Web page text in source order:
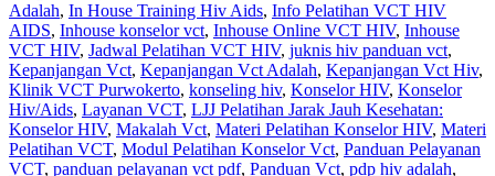
Adalah, In House Training Hiv Aids, Info Pelatihan VCT HIV
AIDS, Inhouse konselor vct, Inhouse Online VCT HIV, Inhouse
VCT HIV, Jadwal Pelatihan VCT HIV, juknis hiv panduan vct,
Kepanjangan Vct, Kepanjangan Vct Adalah, Kepanjangan Vct Hiv,
Klinik VCT Purwokerto, konseling hiv, Konselor HIV, Konselor
Hiv/Aids, Layanan VCT, LJJ Pelatihan Jarak Jauh Kesehatan:
Konselor HIV, Makalah Vct, Materi Pelatihan Konselor HIV, Materi
Pelatihan VCT, Modul Pelatihan Konselor Vct, Panduan Pelayanan
VCT, panduan pelayanan vct pdf, Panduan Vct, pdp hiv adalah,